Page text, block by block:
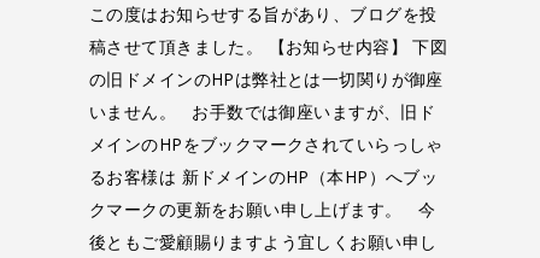
この度はお知らせする旨があり、ブログを投
稿させて頂きました。 【お知らせ内容】 下図
の旧ドメインのHPは弊社とは一切関りが御座
いません。 お手数では御座いますが、旧ド
メインのHPをブックマークされていらっしゃ
るお客様は 新ドメインのHP（本HP）へブッ
クマークの更新をお願い申し上げます。 今
後ともご愛顧賜りますよう宜しくお願い申し